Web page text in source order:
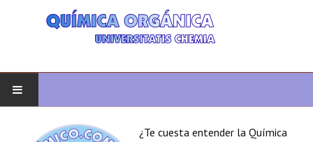
¿Te cuesta entender la Química